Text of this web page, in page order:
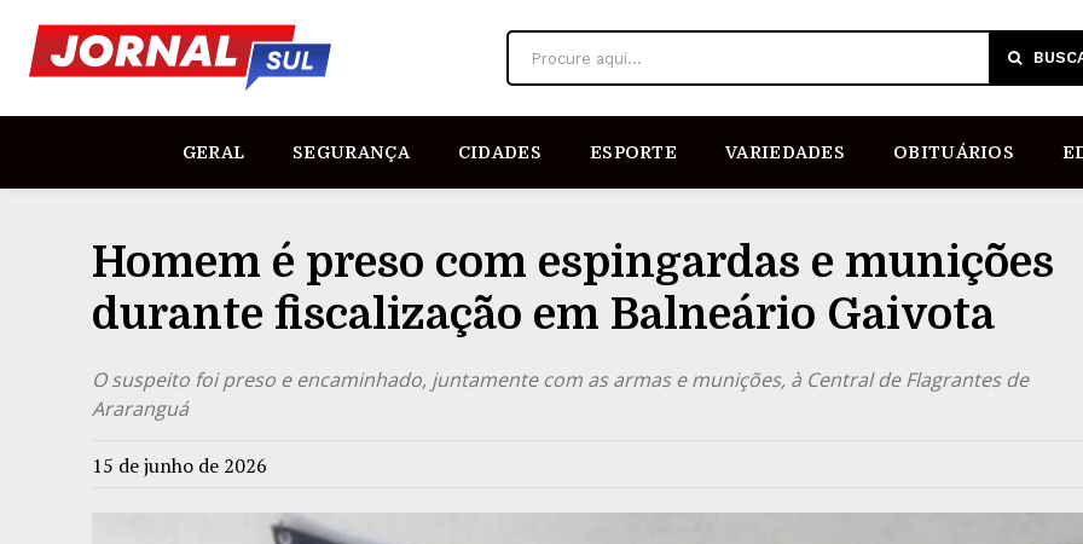
Procure aqui...
GERAL SEGURANÇA CIDADES ESPORTE VARIEDADES OBITUÁRIOS
Homem é preso com espingardas e munições
durante fiscalização em Balneário Gaivota
O suspeito foi preso e encaminhado, juntamente com as armas e munições, à Central de Flagrantes de
Araranguá
15 de junho de 2026